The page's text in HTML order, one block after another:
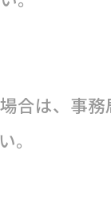
合は、事
。